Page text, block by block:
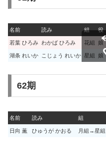
名前 読み 組 役
若葉 ひろみ わかば ひろみ 花組 娘
湖条 れいか こじょう れいか 星組 娘
62期
名前 読み 組
日向 薫 ひゅうが かおる 月組→星組